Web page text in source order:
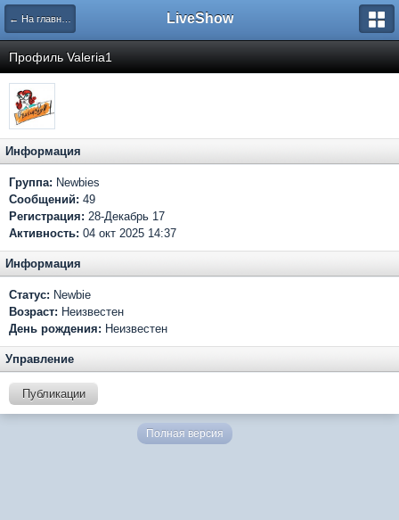
← На главную LiveShow
Профиль Valeria1
Информация
Группа: Newbies
Сообщений: 49
Регистрация: 28-Декабрь 17
Активность: 04 окт 2025 14:37
Информация
Статус: Newbie
Возраст: Неизвестен
День рождения: Неизвестен
Управление
Публикации
Полная версия